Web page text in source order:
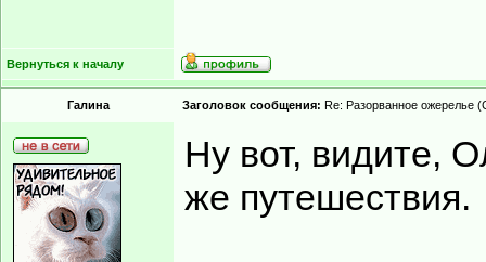
Вернуться к началу
Гaлинa Заголовок сообщения: Re: Разорванное ожерелье
Ну вот, видите,
же путешествия.